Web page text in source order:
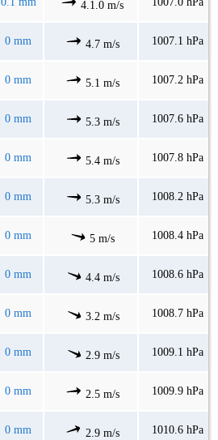
4.1.0 m/s
0 mm 4.7 m/s 1007.1 hPa
0 mm 5.1 m/s 1007.2 hPa
0 mm 5.3 m/s 1007.6 hPa
0 mm 5.4 m/s 1007.8 hPa
0 mm 5.3 m/s 1008.2 hPa
0 mm 5 m/s 1008.4 hPa
0 mm 4.4 m/s 1008.6 hPa
0 mm 3.2 m/s 1008.7 hPa
0 mm 2.9 m/s 1009.1 hPa
0 mm 2.5 m/s 1009.9 hPa
0 mm 2.9 m/s 1010.6 hPa